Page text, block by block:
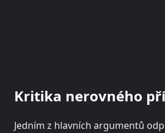
Kritika nerovného
Jedním z hlavních argumentů